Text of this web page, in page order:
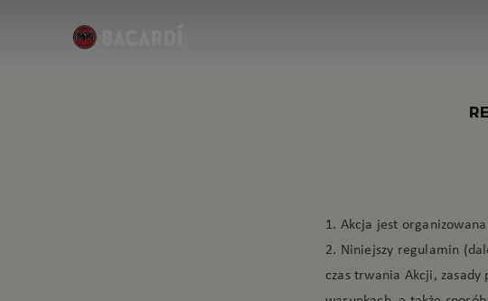
1. Akcja jest
2. Niniejszy regulamin
czas trwania Akcji,